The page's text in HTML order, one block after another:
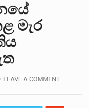
මැර
LEAVE A COMMENT